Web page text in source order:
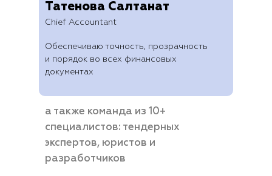
Обеспечиваю точность, прозрачность
и порядок во всех финансовых
документах
Chief Accountant
Татенова Салтанат
а также команда из 10+
специалистов: тендерных
экспертов, юристов и
разработчиков